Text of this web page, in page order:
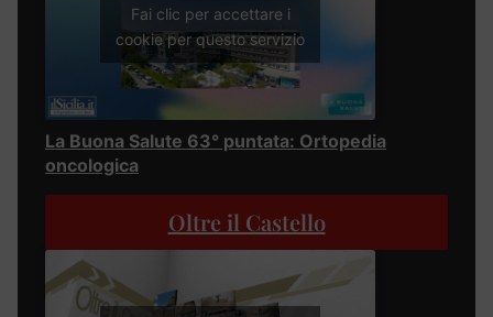
Fai clic per accettare i
cookie per questo servizio
La Buona Salute 63° puntata: Ortopedia
oncologica
Oltre il Castello